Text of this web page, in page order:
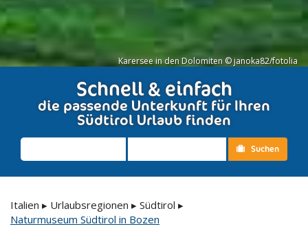
Karersee in den Dolomiten © janoka82/fotolia
Schnell & einfach
die passende Unterkunft für Ihren
Südtirol Urlaub finden
Suchen
Italien ▸ Urlaubsregionen ▸ Südtirol ▸
Naturmuseum Südtirol in Bozen